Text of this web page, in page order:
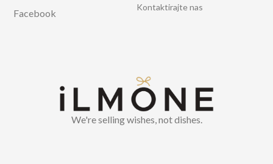
We're selling wishes, not dishes.
Kontaktirajte nas
Facebook